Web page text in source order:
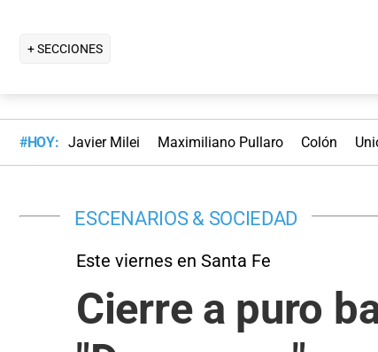
+ SECCIONES
#HOY: Javier Milei Maximiliano Pullaro Colón
ESCENARIOS & SOCIEDAD
Este viernes en Santa Fe
Cierre a puro